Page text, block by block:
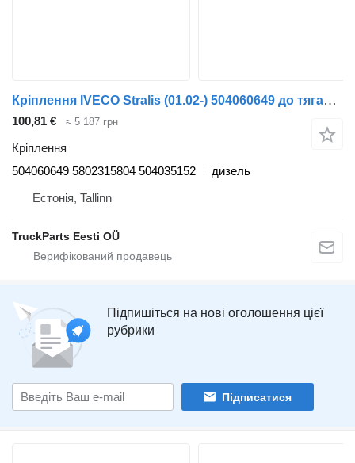
Кріплення IVECO Stralis (01.02-) 504060649 до тягача IVECO Stralis, Trakker (2002-)
100,81 € ≈ 5 187 грн
Кріплення
504060649 5802315804 504035152
дизель
Естонія, Tallinn
TruckParts Eesti OÜ
Підпишіться на нові оголошення цієї
рубрики
Підписатися